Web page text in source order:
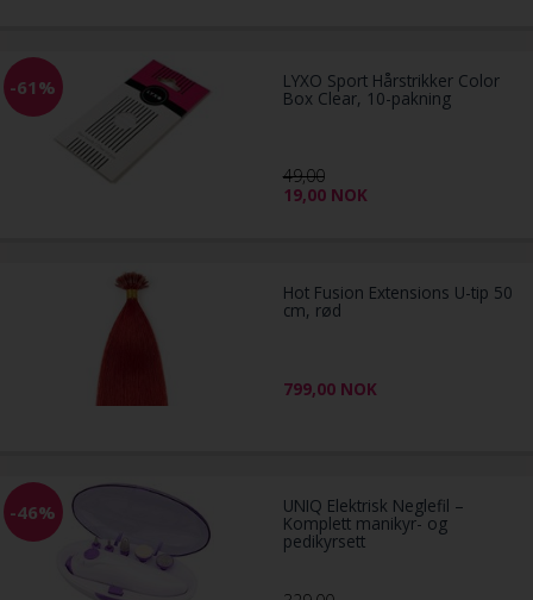
-61% LYXO Sport Hårstrikker Color
Box Clear, 10-pakning
49,00
19,00 NOK
Hot Fusion Extensions U-tip 50
cm, rød
799,00 NOK
-46% UNIQ Elektrisk Neglefil –
Komplett manikyr- og
pedikyrsett